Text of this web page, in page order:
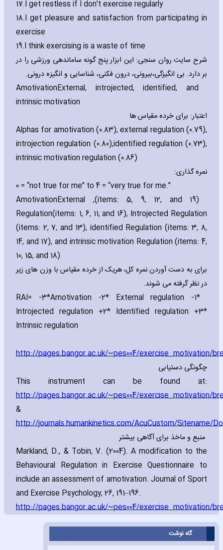
17.I get restless if I don’t exercise regularly
18.I get pleasure and satisfaction from participating in
exercise
19.I think exercising is a waste of time
شرح سایت روان سنجی: این ابزار پنج گونه ساماندهی ورزشی را در
بر دارد. بی انگیزگی،بیرونی، درون فکنی، شناسایی و انگیزه درونی.
AmotivationExternal‚ introjected‚ identified‚ and
intrinsic motivation
اعتبار: برای خرده مقیاس ها
Alphas for amotivation (0.83)‚ external regulation (0.79)‚
introjection regulation (0.80)‚identified regulation (0.73)‚
intrinsic motivation regulation (0.86)
نمره گذاری:
0 = “not true for me” to 4 = “very true for me.”
Amotivation(items: 5‚ 9‚ 12‚ and 19)‚ External
Regulation(items: 1‚ 6‚ 11‚ and 16)‚ Introjected Regulation
(items: 2‚ 7‚ and 13)‚ identified Regulation (items: 3‚ 8‚
14‚ and 17)‚ and intrinsic motivation Regulation (items: 4‚
10‚ 15‚ and 18)
برای به دست آوردن نمره کل، هریک از خرده مقیاس با وزن های زیر
در نظر گرفته می شوند.
RAI= -3*Amotivation -2* External regulation -1*
Introjected regulation +2* Identified regulation +3*
Intrinsic regulation
http://pages.bangor.ac.uk/~pes004/exercise_motivation/
چگونگی دستیابی
This instrument can be found at:
http://pages.bangor.ac.uk/~pes004/exercise_motivation/
&
http://journals.humankinetics.com/AcuCustom/Sitename/
منبع و ماخذ برای آگاهی بیشتر
Markland‚ D.‚ & Tobin‚ V. (2004). A modification to the
Behavioural Regulation in Exercise Questionnaire to
include an assessment of amotivation. Journal of Sport
and Exercise Psychology‚ 26‚ 191–196.
http://pages.bangor.ac.uk/~pes004/exercise_motivation/
گاه نوشت